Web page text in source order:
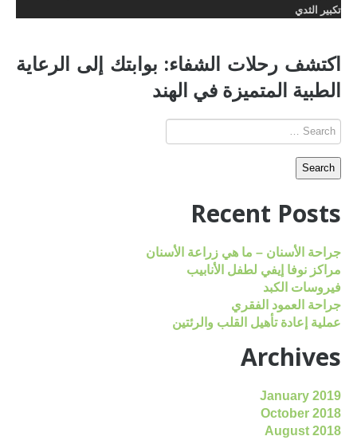
تكبير الثدي
اكتشف رحلات الشفاء: بوابتك إلى الرعاية
الطبية المتميزة في الهند
Recent Posts
جراحة الأسنان – ما هي زراعة الأسنان
مراكز نوفا إيفي لطفل الأنابيب
فيروسات الكبد
جراحة العمود الفقري
عملية إعادة تأهيل القلب والرئتين
Archives
January 2019
October 2018
August 2018